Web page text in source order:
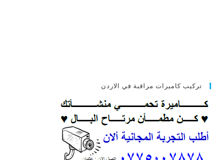
تركيب كاميرات مراقبة في الاردن